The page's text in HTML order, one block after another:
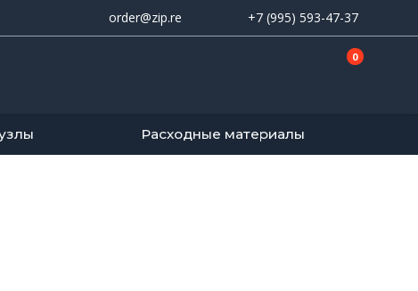
order@zip.re +7 (995) 593-47-37
0
Расходные материалы